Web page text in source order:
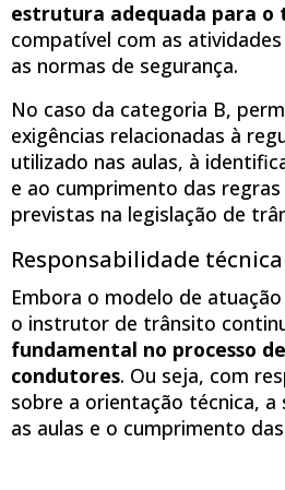
estrutura adequada para o
compatível com as
as normas de segurança.
No caso da categoria B,
exigências relacionadas à
utilizado nas aulas, à
e ao cumprimento das
previstas na legislação de
Responsabilidade
Embora o modelo de
o instrutor de trânsito
fundamental no processo
condutores. Ou seja, com
sobre a orientação técnica, a
as aulas e o cumprimento